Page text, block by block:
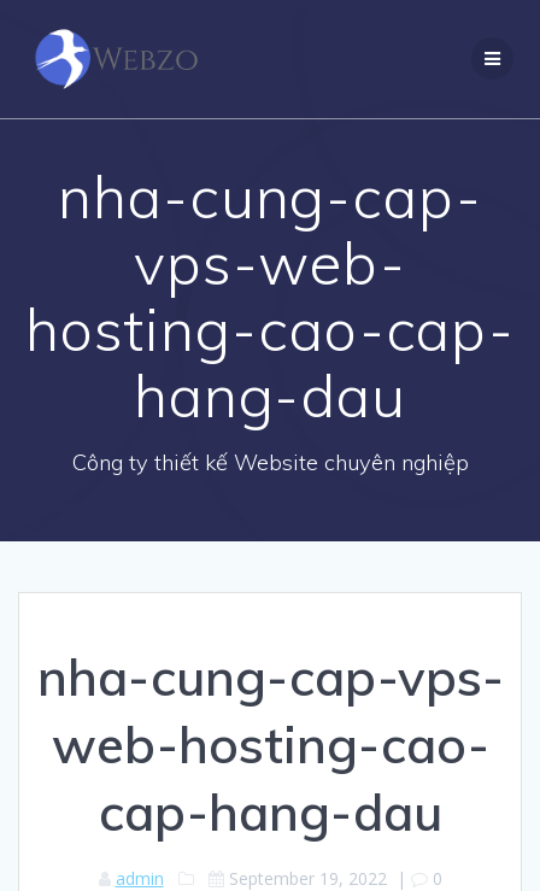
nha-cung-cap-
vps-web-
hosting-cao-cap-
hang-dau
Công ty thiết kế Website chuyên nghiệp
nha-cung-cap-vps-
web-hosting-cao-
cap-hang-dau
admin September 19, 2022 | 0